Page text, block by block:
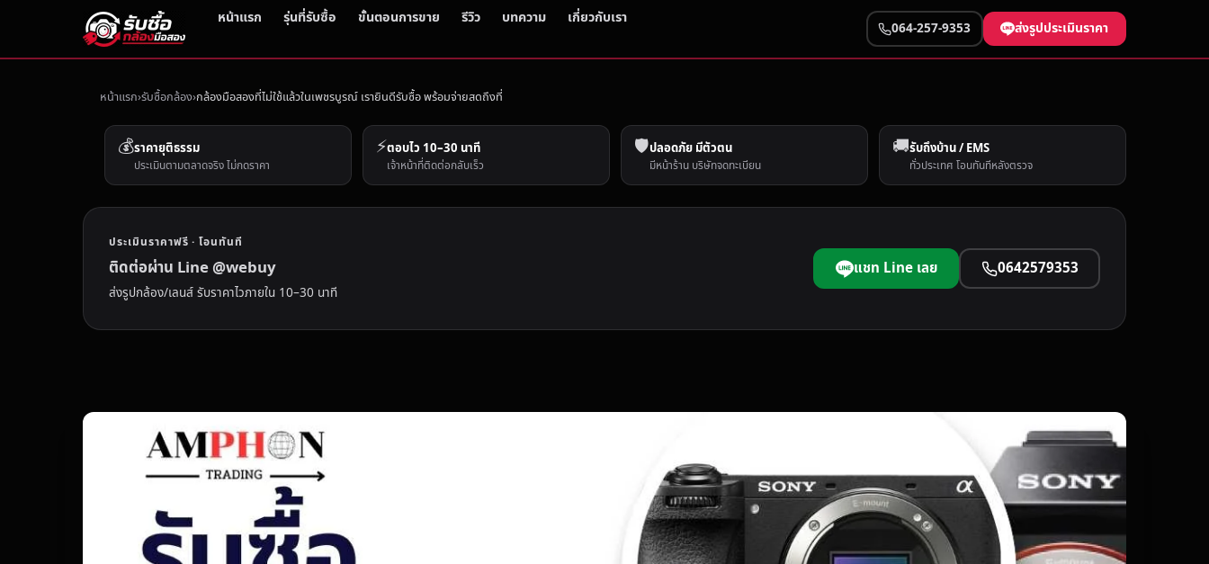
หน้าแรก รุ่นที่รับซื้อ ขั้นตอนการขาย รีวิว บทความ เกี่ยวกับเรา
064-257-9353 ส่งรูปประเมินราคา
หน้าแรก รับซื้อกล้อง กล้องมือสองที่ไม่ใช้แล้วในเพชรบูรณ์ เรายินดีรับซื้อ พร้อมจ่ายสดถึงที่
💰ราคายุติธรรม
ประเมินตามตลาดจริง ไม่กดราคา
⚡ตอบไว 10–30 นาที
เจ้าหน้าที่ติดต่อกลับเร็ว
🛡️ปลอดภัย มีตัวตน
มีหน้าร้าน บริษัทจดทะเบียน
🚚รับถึงบ้าน / EMS
ทั่วประเทศ โอนทันทีหลังตรวจ
ประเมินราคาฟรี · โอนทันที
ติดต่อผ่าน Line @webuy
ส่งรูปกล้อง/เลนส์ รับราคาไวภายใน 10–30 นาที
แชท Line เลย 0642579353